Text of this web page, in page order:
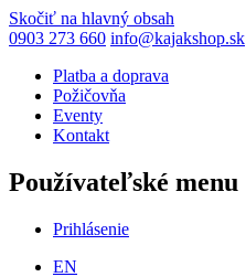
Skočiť na hlavný obsah
0903 273 660 info@kajakshop.sk
Platba a doprava
Požičovňa
Eventy
Kontakt
Používateľské menu
Prihlásenie
EN